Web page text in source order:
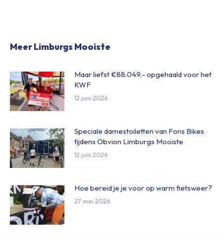
Meer Limburgs Mooiste
Maar liefst €88.049,- opgehaald voor het
KWF
12 juni 2026
Speciale damestoiletten van Fons Bikes
tijdens Obvion Limburgs Mooiste
12 juni 2026
Hoe bereid je je voor op warm fietsweer?
27 mei 2026